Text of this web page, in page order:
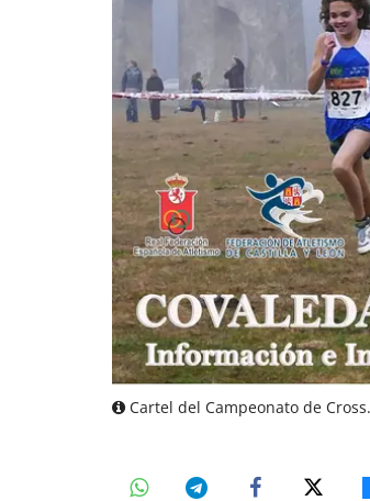
Cartel del Campeonato de Cross.